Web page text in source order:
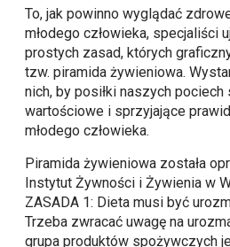
To, jak powinno wyglądać
młodego człowieka, specjaliści
prostych zasad, których
tzw. piramida żywieniowa.
nich, by posiłki naszych pociech
wartościowe i sprzyjające
młodego człowieka.
Piramida żywieniowa została
Instytut Żywności i Żywienia w
ZASADA 1: Dieta musi być
Trzeba zwracać uwagę na
grupa produktów spożywczych